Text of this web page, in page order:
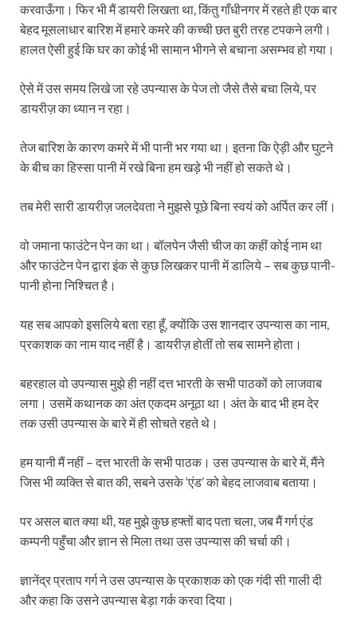
करवाऊँगा। फिर भी मैं डायरी लिखता था, किंतु गाँधीनगर में रहते ही एक बार
बेहद मूसलाधार बारिश में हमारे कमरे की कच्ची छत बुरी तरह टपकने लगी।
हालत ऐसी हुई कि घर का कोई भी सामान भीगने से बचाना असम्भव हो गया।
ऐसे में उस समय लिखे जा रहे उपन्यास के पेज तो जैसे तैसे बचा लिये, पर
डायरीज़ का ध्यान न रहा।
तेज बारिश के कारण कमरे में भी पानी भर गया था। इतना कि ऐड़ी और घुटने
के बीच का हिस्सा पानी में रखे बिना हम खड़े भी नहीं हो सकते थे।
तब मेरी सारी डायरीज़ जलदेवता ने मुझसे पूछे बिना स्वयं को अर्पित कर लीं।
वो जमाना फाउंटेन पेन का था। बॉलपेन जैसी चीज का कहीं कोई नाम था
और फाउंटेन पेन द्वारा इंक से कुछ लिखकर पानी में डालिये – सब कुछ पानी-
पानी होना निश्चित है।
यह सब आपको इसलिये बता रहा हूँ, क्योंकि उस शानदार उपन्यास का नाम,
प्रकाशक का नाम याद नहीं है। डायरीज़ होतीं तो सब सामने होता।
बहरहाल वो उपन्यास मुझे ही नहीं दत्त भारती के सभी पाठकों को लाजवाब
लगा। उसमें कथानक का अंत एकदम अनूठा था। अंत के बाद भी हम देर
तक उसी उपन्यास के बारे में ही सोचते रहते थे।
हम यानी मैं नहीं – दत्त भारती के सभी पाठक। उस उपन्यास के बारे में, मैंने
जिस भी व्यक्ति से बात की, सबने उसके ‘एंड’ को बेहद लाजवाब बताया।
पर असल बात क्या थी, यह मुझे कुछ हफ्तों बाद पता चला, जब मैं गर्ग एंड
कम्पनी पहुँचा और ज्ञान से मिला तथा उस उपन्यास की चर्चा की।
ज्ञानेंद्र प्रताप गर्ग ने उस उपन्यास के प्रकाशक को एक गंदी सी गाली दी
और कहा कि उसने उपन्यास बेड़ा गर्क करवा दिया।